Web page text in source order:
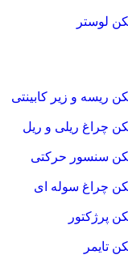
لوستر
ریسه و زیر کابینتی
چراغ ریلی و ریل
سنسور حرکتی
چراغ سوله ای
پرژکتور
تایمر